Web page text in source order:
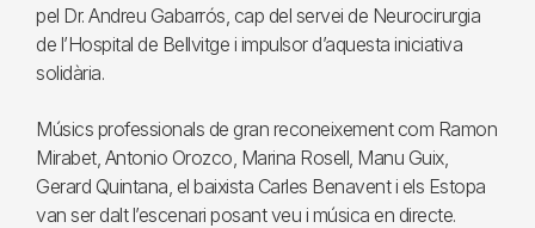
pel Dr. Andreu Gabarrós, cap del servei de Neurocirurgia
de l’Hospital de Bellvitge i impulsor d’aquesta iniciativa
solidària.
Músics professionals de gran reconeixement com Ramon
Mirabet, Antonio Orozco, Marina Rosell, Manu Guix,
Gerard Quintana, el baixista Carles Benavent i els Estopa
van ser dalt l’escenari posant veu i música en directe.